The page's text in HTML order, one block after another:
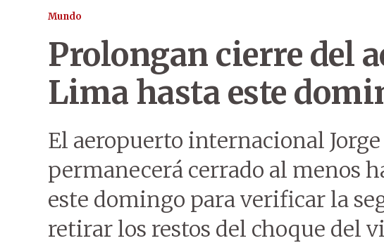
Mundo
Prolongan cierre del
Lima hasta este
El aeropuerto internacional
permanecerá cerrado al menos
este domingo para verificar la
retirar los restos del choque del